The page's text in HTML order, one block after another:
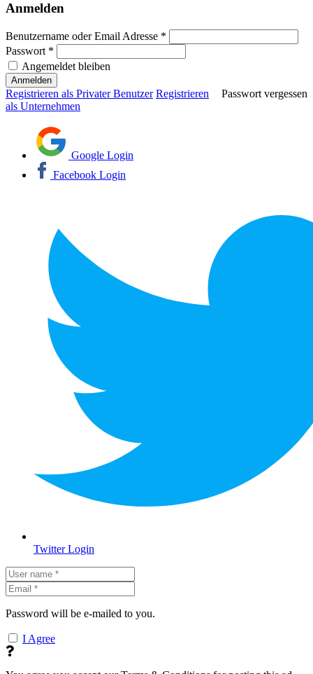
Anmelden
Benutzername oder Email Adresse *
Passwort *
Angemeldet bleiben
Passwort vergessen
Registrieren als Privater Benutzer Registrieren
als Unternehmen
Google Login
Facebook Login
Twitter Login
Password will be e-mailed to you.
I Agree